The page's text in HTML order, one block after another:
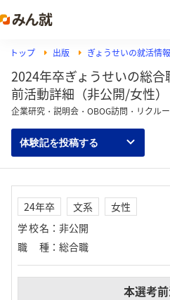
トップ 出版 ぎょうせいの就活情報
2024年卒ぎょうせいの総
前活動詳細（非公開/女性）
企業研究・説明会・OBOG訪問・リクル
体験記を投稿する
24年卒 文系
女性
学校名 ： 非公開
職種 ： 総合職
本選考